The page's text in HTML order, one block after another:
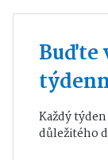
Buďte
Každý
důležitého